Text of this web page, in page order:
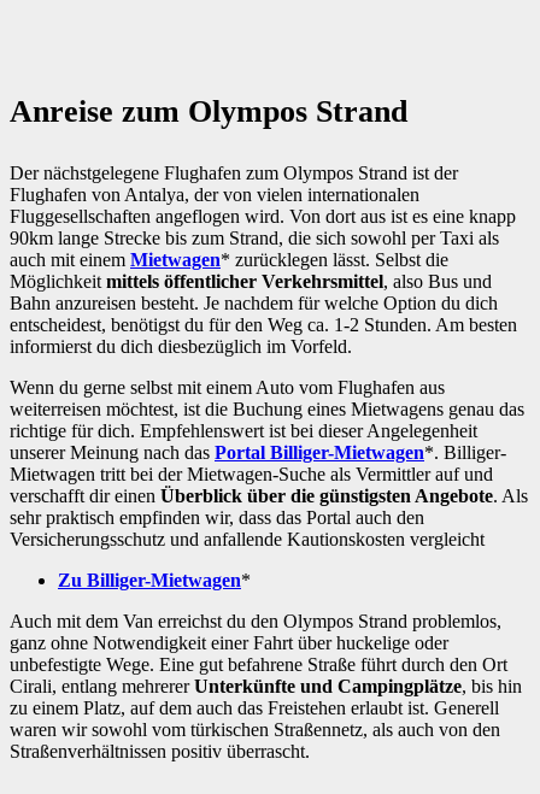
Anreise zum Olympos Strand
Der nächstgelegene Flughafen zum Olympos Strand ist der
Flughafen von Antalya, der von vielen internationalen
Fluggesellschaften angeflogen wird. Von dort aus ist es eine knapp
90km lange Strecke bis zum Strand, die sich sowohl per Taxi als
auch mit einem Mietwagen* zurücklegen lässt. Selbst die
Möglichkeit mittels öffentlicher Verkehrsmittel, also Bus und
Bahn anzureisen besteht. Je nachdem für welche Option du dich
entscheidest, benötigst du für den Weg ca. 1-2 Stunden. Am besten
informierst du dich diesbezüglich im Vorfeld.
Wenn du gerne selbst mit einem Auto vom Flughafen aus
weiterreisen möchtest, ist die Buchung eines Mietwagens genau das
richtige für dich. Empfehlenswert ist bei dieser Angelegenheit
unserer Meinung nach das Portal Billiger-Mietwagen*. Billiger-
Mietwagen tritt bei der Mietwagen-Suche als Vermittler auf und
verschafft dir einen Überblick über die günstigsten Angebote. Als
sehr praktisch empfinden wir, dass das Portal auch den
Versicherungsschutz und anfallende Kautionskosten vergleicht
Zu Billiger-Mietwagen*
Auch mit dem Van erreichst du den Olympos Strand problemlos,
ganz ohne Notwendigkeit einer Fahrt über huckelige oder
unbefestigte Wege. Eine gut befahrene Straße führt durch den Ort
Cirali, entlang mehrererUnterkünfte und Campingplätze, bis hin
zu einem Platz, auf dem auch das Freistehen erlaubt ist. Generell
waren wir sowohl vom türkischen Straßennetz, als auch von den
Straßenverhältnissen positiv überrascht.